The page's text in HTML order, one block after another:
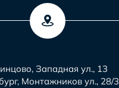
Западная ул., 13
Монтажников ул., 28/3